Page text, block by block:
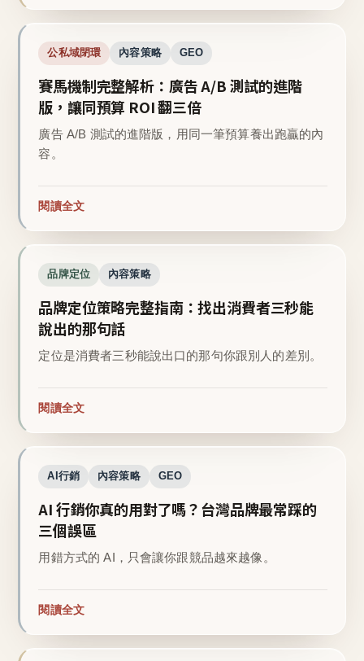
公私域閉環 內容策略 GEO
賽馬機制完整解析：廣告 A/B 測試的進階
版，讓同預算 ROI 翻三倍
廣告 A/B 測試的進階版，用同一筆預算養出跑贏的內
容。
閱讀全文
品牌定位 內容策略
品牌定位策略完整指南：找出消費者三秒能
說出的那句話
定位是消費者三秒能說出口的那句你跟別人的差別。
閱讀全文
AI行銷 內容策略 GEO
AI 行銷你真的用對了嗎？台灣品牌最常踩的
三個誤區
用錯方式的 AI，只會讓你跟競品越來越像。
閱讀全文